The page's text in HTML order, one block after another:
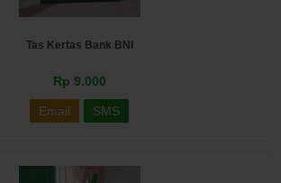
Tas Kertas Bank BNI
Rp 9.000
Email SMS